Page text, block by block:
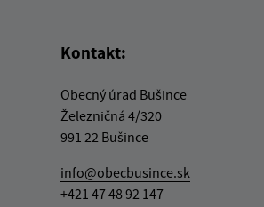
Kontakt:
Obecný úrad Bušince
Železničná 4/320
991 22 Bušince
info@obecbusince.sk
+421 47 48 92 147